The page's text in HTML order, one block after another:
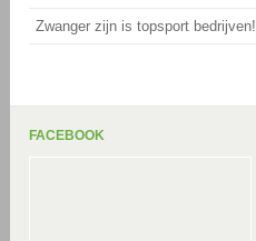
Zwanger zijn is topsport bedrijven!
FACEBOOK